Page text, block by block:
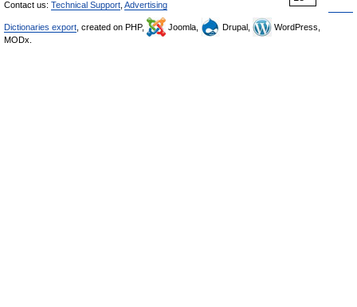
Contact us: Technical Support Advertising
Dictionaries export , created on PHP, Joomla, Drupal,
WordPress,
MODx.